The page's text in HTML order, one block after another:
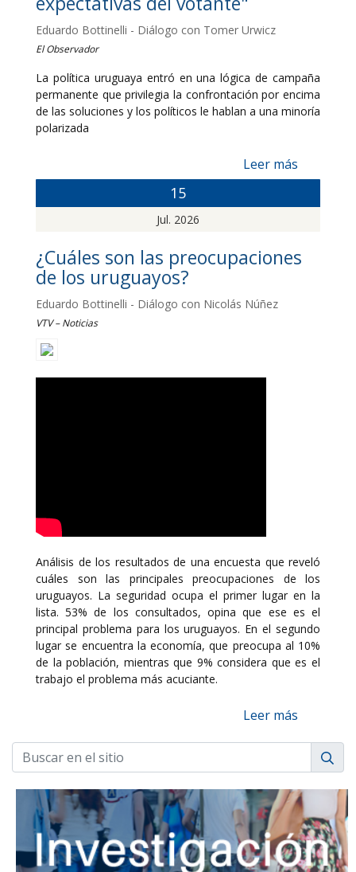
Eduardo Bottinelli - Diálogo con Tomer Urwicz
El Observador
La política uruguaya entró en una lógica de campaña
permanente que privilegia la confrontación por encima
de las soluciones y los políticos le hablan a una minoría
polarizada
Leer más
15
Jul. 2026
¿Cuáles son las preocupaciones
de los uruguayos?
Eduardo Bottinelli - Diálogo con Nicolás Núñez
VTV – Noticias
Análisis de los resultados de una encuesta que reveló
cuáles son las principales preocupaciones de los
uruguayos. La seguridad ocupa el primer lugar en la
lista. 53% de los consultados, opina que ese es el
principal problema para los uruguayos. En el segundo
lugar se encuentra la economía, que preocupa al 10%
de la población, mientras que 9% considera que es el
trabajo el problema más acuciante.
Leer más